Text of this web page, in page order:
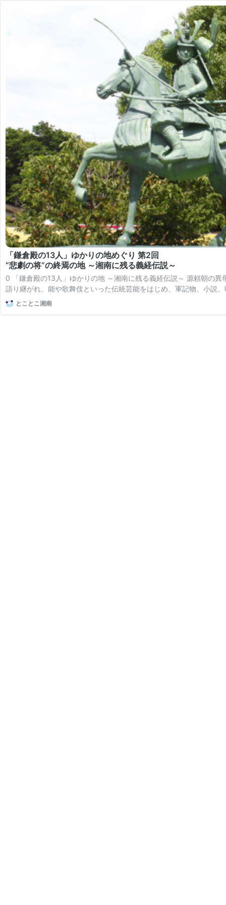
「鎌倉殿の13人」ゆかりの地めぐり 第2回
“悲劇の将”の終焉の地 ～湘南に残る義経伝説～
0 「鎌倉殿の13人」ゆかりの地 ～湘南に残る義経伝説～ 源頼朝の
語り継がれ、能や歌舞伎といった伝統芸能をはじめ、軍記物、小説
とことこ湘南